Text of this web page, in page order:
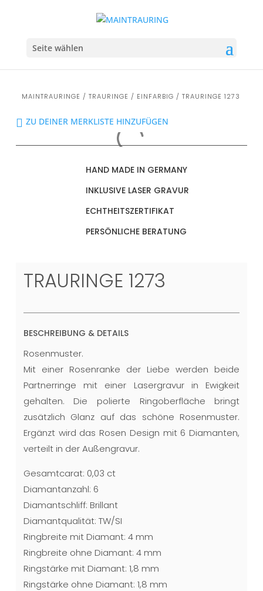
Seite wählen
MAINTRAURINGE / TRAURINGE / EINFARBIG / TRAURINGE 1273
ZU DEINER MERKLISTE HINZUFÜGEN
HAND MADE IN GERMANY
INKLUSIVE LASER GRAVUR
ECHTHEITSZERTIFIKAT
PERSÖNLICHE BERATUNG
TRAURINGE 1273
BESCHREIBUNG & DETAILS
Rosenmuster.
Mit einer Rosenranke der Liebe werden beide
Partnerringe mit einer Lasergravur in Ewigkeit
gehalten. Die polierte Ringoberfläche bringt
zusätzlich Glanz auf das schöne Rosenmuster.
Ergänzt wird das Rosen Design mit 6 Diamanten,
verteilt in der Außengravur.
Gesamtcarat: 0,03 ct
Diamantanzahl: 6
Diamantschliff: Brillant
Diamantqualität: TW/SI
Ringbreite mit Diamant: 4 mm
Ringbreite ohne Diamant: 4 mm
Ringstärke mit Diamant: 1,8 mm
Ringstärke ohne Diamant: 1,8 mm